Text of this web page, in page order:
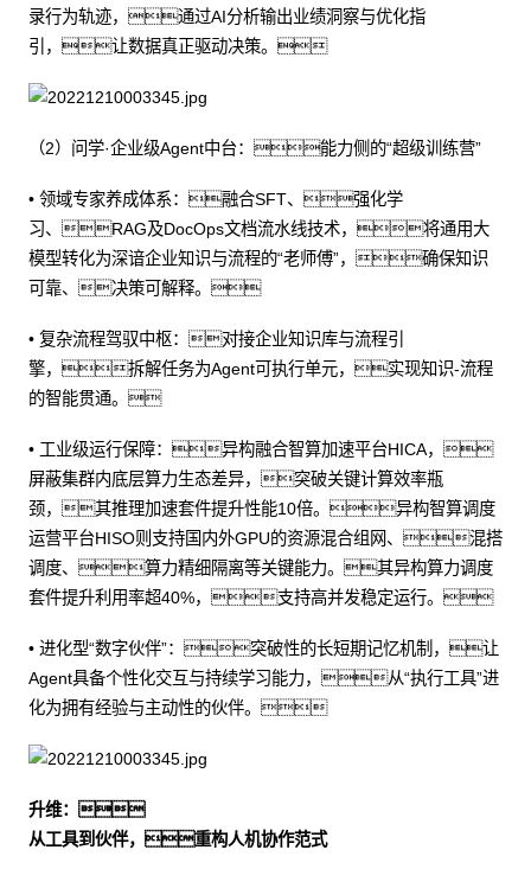
录行为轨迹，通过AI分析输出业绩洞察与优化指
引，让数据真正驱动决策。
（2）问学·企业级Agent中台：能力侧的“超级训练营”
• 领域专家养成体系：融合SFT、强化学
习、RAG及DocOps文档流水线技术，将通用大
模型转化为深谙企业知识与流程的“老师傅”，确保知识
可靠、决策可解释。
• 复杂流程驾驭中枢：对接企业知识库与流程引
擎，拆解任务为Agent可执行单元，实现知识-流程
的智能贯通。
• 工业级运行保障：异构融合智算加速平台HICA，
屏蔽集群内底层算力生态差异，突破关键计算效率瓶
颈，其推理加速套件提升性能10倍。异构智算调度
运营平台HISO则支持国内外GPU的资源混合组网、混搭
调度、算力精细隔离等关键能力。其异构算力调度
套件提升利用率超40%，支持高并发稳定运行。
• 进化型“数字伙伴”：突破性的长短期记忆机制，让
Agent具备个性化交互与持续学习能力，从“执行工具”进
化为拥有经验与主动性的伙伴。
升维：
从工具到伙伴，重构人机协作范式